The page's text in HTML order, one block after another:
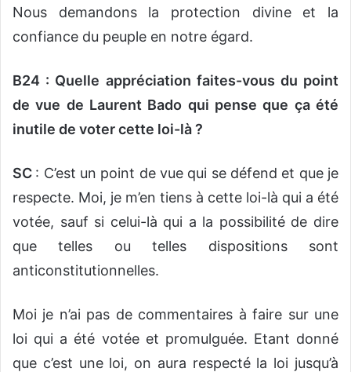
Nous demandons la protection divine et la
confiance du peuple en notre égard.
B24 : Quelle appréciation faites-vous du point
de vue de Laurent Bado qui pense que ça été
inutile de voter cette loi-là ?
SC : C’est un point de vue qui se défend et que je
respecte. Moi, je m’en tiens à cette loi-là qui a été
votée, sauf si celui-là qui a la possibilité de dire
que telles ou telles dispositions sont
anticonstitutionnelles.
Moi je n’ai pas de commentaires à faire sur une
loi qui a été votée et promulguée. Etant donné
que c’est une loi, on aura respecté la loi jusqu’à